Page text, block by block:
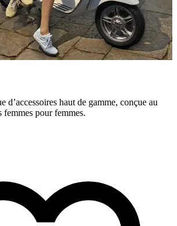
d’accessoires haut de gamme, conçue au
pour femmes.